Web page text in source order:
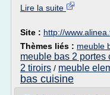
Lire la suite
Site : http://
Thèmes liés : meuble
meuble bas 2 portes
2 tiroirs / meuble
bas cuisine